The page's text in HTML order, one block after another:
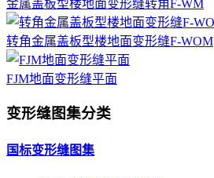
金属盖板型楼地面变形缝转角F-WM
转角金属盖板型楼地面变形缝F-WOM
FJM地面变形缝平面
变形缝图集分类
国标变形缝图集